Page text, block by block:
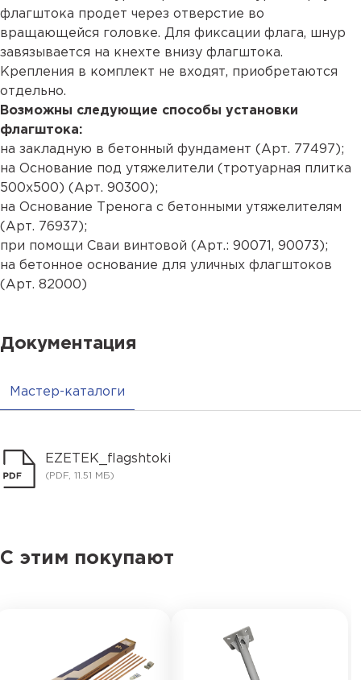
флагштока продет через отверстие во
вращающейся головке. Для фиксации флага, шнур
завязывается на кнехте внизу флагштока.
Крепления в комплект не входят, приобретаются
отдельно.
Возможны следующие способы установки
флагштока:
на закладную в бетонный фундамент ( Арт. 77497 );
на Основание под утяжелители (тротуарная плитка
500х500) (Арт. 90300 );
на Основание Тренога с бетонными утяжелителям
( Арт. 76937 );
при помощи Сваи винтовой (Арт.: 90071 , 90073 );
на бетонное основание для уличных флагштоков
( Арт. 82000 )
Документация
Мастер-каталоги
EZETEK_flagshtoki
(PDF, 11.51 МБ)
С этим покупают